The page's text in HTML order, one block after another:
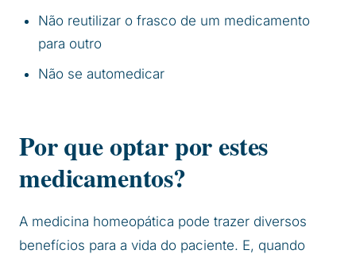
Não reutilizar o frasco de um medicamento
para outro
Não se automedicar
Por que optar por estes
medicamentos?
A medicina homeopática pode trazer diversos
benefícios para a vida do paciente. E, quando